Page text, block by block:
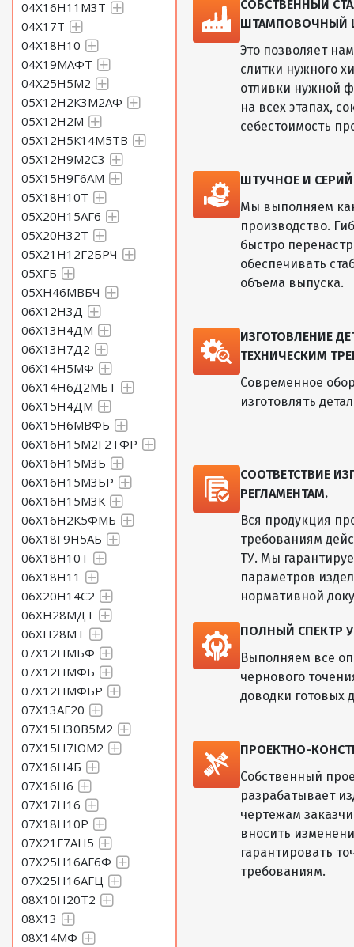
04Х16Н11М3Т
04Х17Т
04Х18Н10
04Х19МАФТ
04Х25Н5М2
05Х12Н2К3М2АФ
05Х12Н2М
05Х12Н5К14М5ТВ
05Х12Н9М2С3
05Х15Н9Г6АМ
05Х18Н10Т
05Х20Н15АГ6
05Х20Н32Т
05Х21Н12Г2БРЧ
05ХГБ
05ХН46МВБЧ
06Х12Н3Д
06Х13Н4ДМ
06Х13Н7Д2
06Х14Н5МФ
06Х14Н6Д2МБТ
06Х15Н4ДМ
06Х15Н6МВФБ
06Х16Н15М2Г2ТФР
06Х16Н15М3Б
06Х16Н15М3БР
06Х16Н15М3К
06Х16Н2К5ФМБ
06Х18Г9Н5АБ
06Х18Н10Т
06Х18Н11
06Х20Н14С2
06ХН28МДТ
06ХН28МТ
07Х12НМБФ
07Х12НМФБ
07Х12НМФБР
07Х13АГ20
07Х15Н30В5М2
07Х15Н7ЮМ2
07Х16Н4Б
07Х16Н6
07Х17Н16
07Х18Н10Р
07Х21Г7АН5
07Х25Н16АГ6Ф
07Х25Н16АГЦ
08Х10Н20Т2
08Х13
08Х14МФ
СОБСТВЕННЫЙ
ШТАМПОВОЧНЫЙ
Это позволяет
слитки нужного
отливки нужной
на всех этапах,
себестоимость
ШТУЧНОЕ И
Мы выполняем
производство.
быстро
обеспечивать
объема выпуска.
ИЗГОТОВЛЕНИЕ
ТЕХНИЧЕСКИМ
Современное
изготовлять
СООТВЕТСТВИЕ
РЕГЛАМЕНТАМ.
Вся продукция
требованиям
ТУ. Мы
параметров
нормативной
ПОЛНЫЙ СПЕКТР
Выполняем все
чернового
доводки готовых
ПРОЕКТНО-
Собственный
разрабатывает
чертежам
вносить
гарантировать
требованиям.